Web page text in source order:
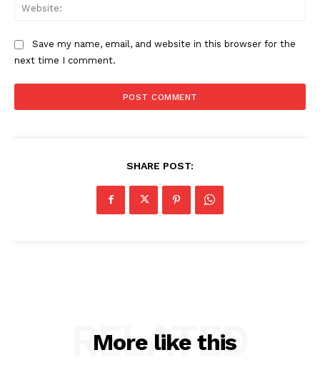
Save my name, email, and website in this browser for the
next time I comment.
SHARE POST:
More like this
RELATED